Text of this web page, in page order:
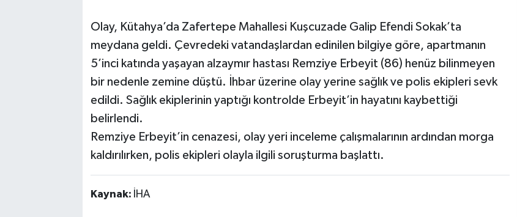
Olay, Kütahya’da Zafertepe Mahallesi Kuşcuzade Galip Efendi Sokak’ta
meydana geldi. Çevredeki vatandaşlardan edinilen bilgiye göre, apartmanın
5’inci katında yaşayan alzaymır hastası Remziye Erbeyit (86) henüz bilinmeyen
bir nedenle zemine düştü. İhbar üzerine olay yerine sağlık ve polis ekipleri sevk
edildi. Sağlık ekiplerinin yaptığı kontrolde Erbeyit’in hayatını kaybettiği
belirlendi.
Remziye Erbeyit’in cenazesi, olay yeri inceleme çalışmalarının ardından morga
kaldırılırken, polis ekipleri olayla ilgili soruşturma başlattı.
Kaynak: İHA